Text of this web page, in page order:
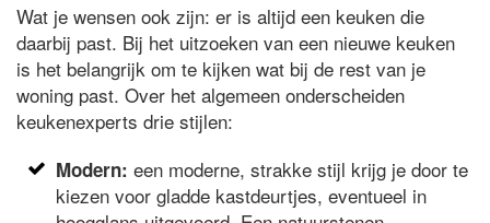
Wat je wensen ook zijn: er is altijd een keuken die
daarbij past. Bij het uitzoeken van een nieuwe keuken
is het belangrijk om te kijken wat bij de rest van je
woning past. Over het algemeen onderscheiden
keukenexperts drie stijlen:
Modern: een moderne, strakke stijl krijg je door te
kiezen voor gladde kastdeurtjes, eventueel in